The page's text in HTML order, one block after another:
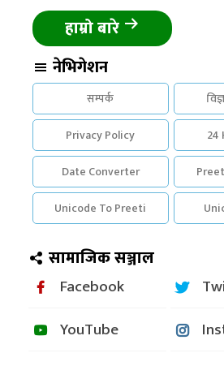
हाम्रो बारे
नेभिगेशन
सम्पर्क
Privacy Policy
24
Date Converter
Unicode To Preeti
सामाजिक सञ्जाल
Facebook
YouTube